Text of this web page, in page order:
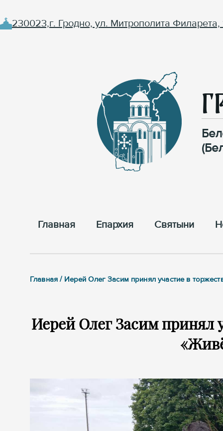
230023,г. Гродно, ул. Митрополита Филарета,
Главная Епархия Cвятыни
Главная / Иерей Олег Засим принял участие в
Иерей Олег Засим принял